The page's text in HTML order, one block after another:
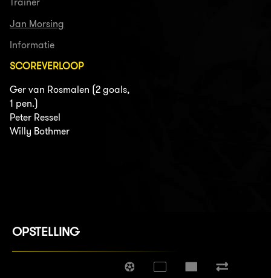
Jan Morsing
Informatie
SCOREVERLOOP
Ger van Rosmalen (2 goals,
1 pen.)
Peter Ressel
Willy Bothmer
OPSTELLING